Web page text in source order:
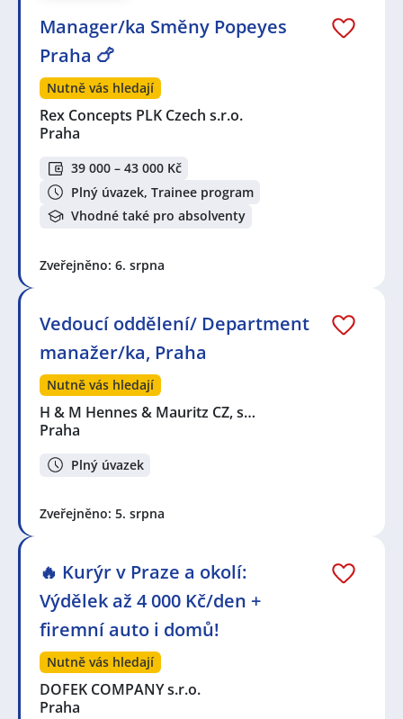
Manager/ka Směny Popeyes
Praha 🍗
Nutně vás hledají
Rex Concepts PLK Czech s.r.o.
Praha
39 000 – 43 000 Kč
Plný úvazek, Trainee program
Vhodné také pro absolventy
Zveřejněno: 6. srpna
Vedoucí oddělení/ Department
manažer/ka, Praha
Nutně vás hledají
H & M Hennes & Mauritz CZ, s…
Praha
Plný úvazek
Zveřejněno: 5. srpna
🔥 Kurýr v Praze a okolí:
Výdělek až 4 000 Kč/den +
firemní auto i domů!
Nutně vás hledají
DOFEK COMPANY s.r.o.
Praha